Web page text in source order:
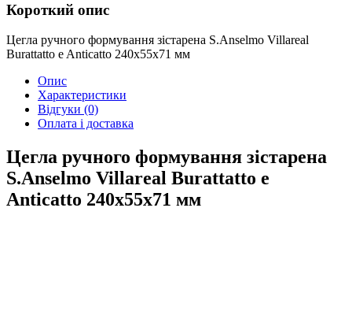
Короткий опис
Цегла ручного формування зістарена S.Anselmo Villareal
Burattatto e Anticatto 240х55х71 мм
Опис
Характеристики
Відгуки (0)
Оплата і доставка
Цегла ручного формування зістарена
S.Anselmo Villareal Burattatto e
Anticatto 240х55х71 мм